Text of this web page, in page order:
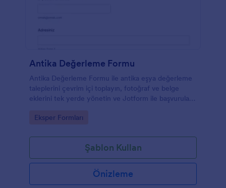
Antika Değerleme Formu
Antika Değerleme Formu ile antika eşya değerleme
taleplerini çevrim içi toplayın, fotoğraf ve belge
eklerini tek yerde yönetin ve Jotform ile başvuruları
Go to Category:
Eksper Formları
Şablon Kullan
Önizleme